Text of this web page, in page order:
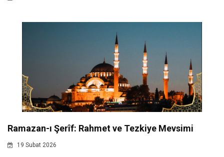
Ramazan-ı Şerîf: Rahmet ve Tezkiye Mevsimi
19 Subat 2026